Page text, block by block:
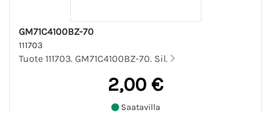
GM71C4100BZ-70
111703
Tuote 111703. GM71C4100BZ-70. Sil.
2,00 €
Saatavilla